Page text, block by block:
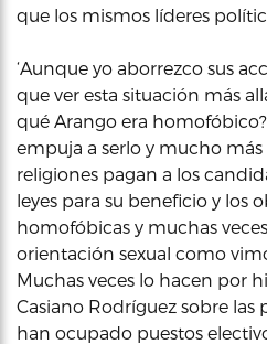
que los mismos líderes
‘Aunque yo aborrezco sus
que ver esta situación más
qué Arango era
empuja a serlo y mucho más
religiones pagan a los
leyes para su beneficio y los
homofóbicas y muchas
orientación sexual como
Muchas veces lo hacen por
Casiano Rodríguez sobre las
han ocupado puestos